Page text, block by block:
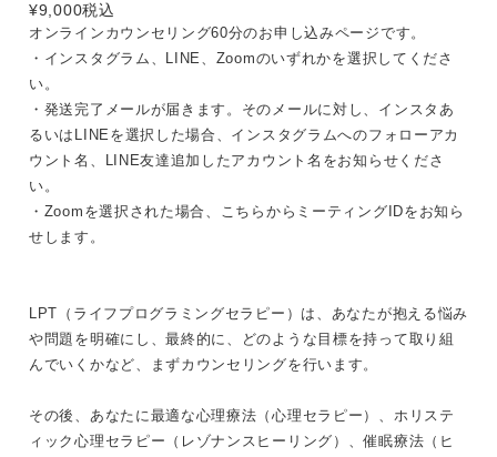
¥9,000税込
オンラインカウンセリング60分のお申し込みページです。
・インスタグラム、LINE、Zoomのいずれかを選択してくださ
い。
・発送完了メールが届きます。そのメールに対し、インスタあ
るいはLINEを選択した場合、インスタグラムへのフォローアカ
ウント名、LINE友達追加したアカウント名をお知らせくださ
い。
・Zoomを選択された場合、こちらからミーティングIDをお知ら
せします。
LPT（ライフプログラミングセラピー）は、あなたが抱える悩み
や問題を明確にし、最終的に、どのような目標を持って取り組
んでいくかなど、まずカウンセリングを行います。
その後、あなたに最適な心理療法（心理セラピー）、ホリステ
ィック心理セラピー（レゾナンスヒーリング）、催眠療法（ヒ